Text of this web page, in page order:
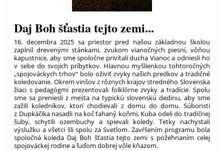
Daj Boh šťastia tejto zemi...
16. decembra 2025 sa priestor pred našou základnou školou
zaplnil drevenými stánkami, zvukom vianočných piesní, vôňou
kapustnice, aby sme spoločne privítali ducha Vianoc a odniesli ho
v sebe do svojich príbytkov. Hlavnou myšlienkou tohtoročných
„spojováckych trhov“ bolo oživiť zvyky našich predkov a tradičné
koledovanie. Okrem vinšov z rôznych krajov stredného Slovenska
žiaci s pedagógmi prezentovali folklórne zvyky a tradície. Spolu
sme sa preniesli z mesta na typickú slovenskú dedinu, aby sme
zažili koledníkov, ktorí chodievali z domu do domu. Súboristi
z Dupkáčika nasadli na koč ťahaný koňmi, Kuba odeli do tradičnej
šuby, schytili ozembuchy a spievali koledy. Tetky nachystali
výslužku a všetci šli spolu za Svetlom. Zavŕšením programu bola
spoločná koleda Daj Boh šťastia tejto zemi s požehnaním celej
spojováckej rodine a ľuďom dobrej vôle kňazom.